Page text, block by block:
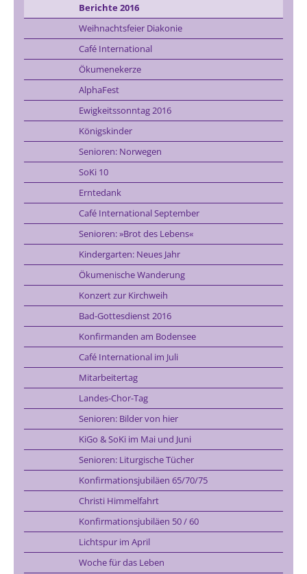
Berichte 2016
Weihnachtsfeier Diakonie
Café International
Ökumenekerze
AlphaFest
Ewigkeitssonntag 2016
Königskinder
Senioren: Norwegen
SoKi 10
Erntedank
Café International September
Senioren: »Brot des Lebens«
Kindergarten: Neues Jahr
Ökumenische Wanderung
Konzert zur Kirchweih
Bad-Gottesdienst 2016
Konfirmanden am Bodensee
Café International im Juli
Mitarbeitertag
Landes-Chor-Tag
Senioren: Bilder von hier
KiGo & SoKi im Mai und Juni
Senioren: Liturgische Tücher
Konfirmationsjubiläen 65/70/75
Christi Himmelfahrt
Konfirmationsjubiläen 50 / 60
Lichtspur im April
Woche für das Leben